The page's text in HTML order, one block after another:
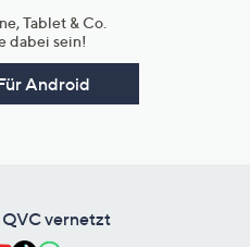
Tablet & Co.
dabei sein!
Android
vernetzt